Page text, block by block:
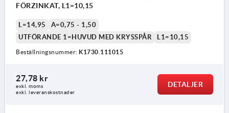
FÖRZINKAT, L1=10,15
L=14,95
A=0,75 - 1,50
UTFÖRANDE 1=HUVUD MED KRYSSPÅR
L1=10,15
Beställningsnummer: K1730.111015
27,78 kr
exkl. moms
exkl. leveranskostnader
DETALJER